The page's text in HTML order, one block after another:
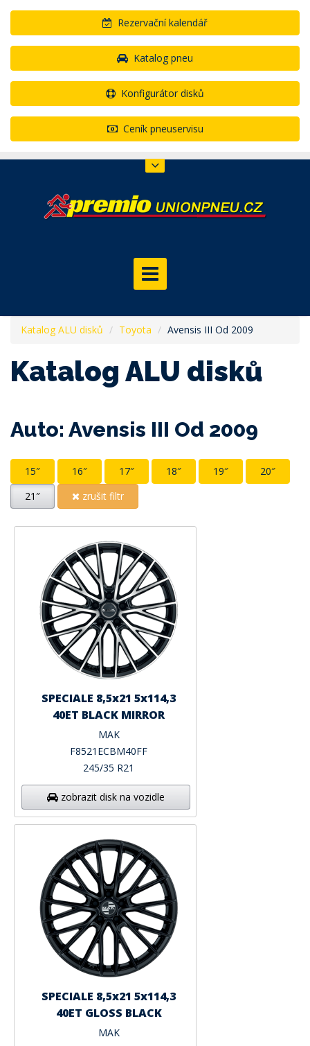
Rezervační kalendář
Katalog pneu
Konfigurátor disků
Ceník pneuservisu
Katalog ALU disků Toyota Avensis III Od 2009
Katalog ALU disků
Auto: Avensis III Od 2009
15″ 16″ 17″ 18″ 19″
20″
21″
zrušit filtr
SPECIALE 8,5x21 5x114,3
40ET BLACK MIRROR
MAK
F8521ECBM40FF
245/35 R21
zobrazit disk na vozidle
SPECIALE 8,5x21 5x114,3
40ET GLOSS BLACK
MAK